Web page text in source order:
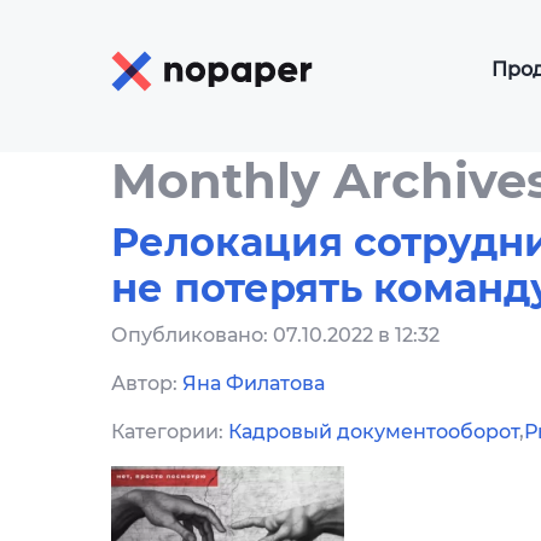
Monthly
Релокация
не потерять
Опубликовано: 07.10.2022 в 12:32
Автор: Яна Филатова
Категории: Кадровый документооборот,